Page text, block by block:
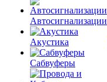
Автосигнализации
Акустика
Сабвуферы